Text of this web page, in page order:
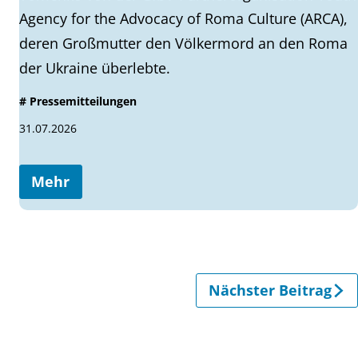
Agency for the Advocacy of Roma Culture (ARCA),
deren Großmutter den Völkermord an den Roma
der Ukraine überlebte.
# Pressemitteilungen
31.07.2026
Mehr
Nächster Beitrag